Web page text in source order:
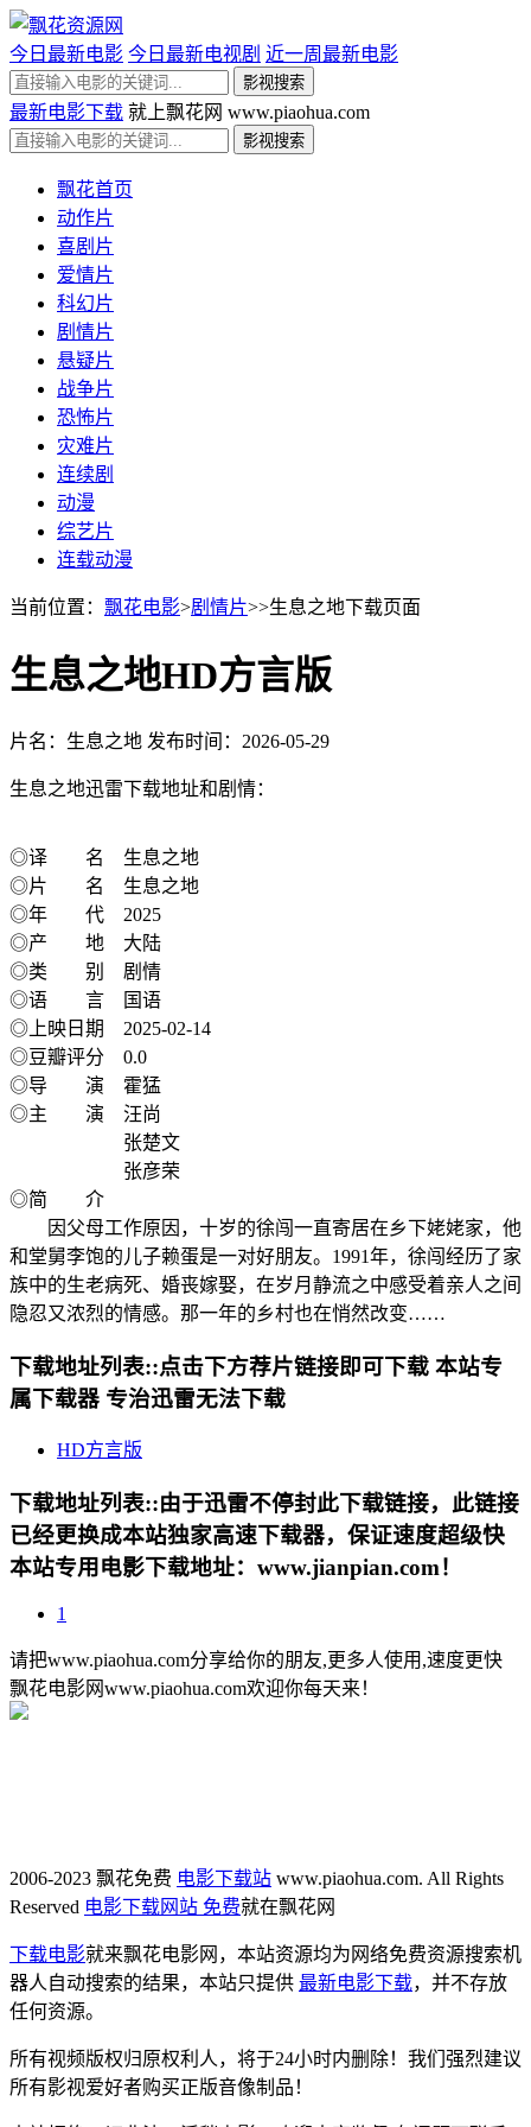
今日最新电影 今日最新电视剧 近一周最新电影
最新电影下载 就上飘花网 www.piaohua.com
飘花首页
动作片
喜剧片
爱情片
科幻片
剧情片
悬疑片
战争片
恐怖片
灾难片
连续剧
动漫
综艺片
连载动漫
当前位置： 飘花电影>剧情片>>生息之地下载页面
生息之地HD方言版
片名：生息之地 发布时间：2026-05-29
生息之地迅雷下载地址和剧情：
◎译 名 生息之地
◎片 名 生息之地
◎年 代 2025
◎产 地 大陆
◎类 别 剧情
◎语 言 国语
◎上映日期 2025-02-14
◎豆瓣评分 0.0
◎导 演 霍猛
◎主 演 汪尚
张楚文
张彦荣
◎简 介
因父母工作原因，十岁的徐闯一直寄居在乡下姥姥家，他
和堂舅李饱的儿子赖蛋是一对好朋友。1991年，徐闯经历了家
族中的生老病死、婚丧嫁娶，在岁月静流之中感受着亲人之间
隐忍又浓烈的情感。那一年的乡村也在悄然改变……
下载地址列表::点击下方荐片链接即可下载 本站专
属下载器 专治迅雷无法下载
HD方言版
下载地址列表::由于迅雷不停封此下载链接，此链接
已经更换成本站独家高速下载器，保证速度超级快
本站专用电影下载地址：www.jianpian.com！
1
请把www.piaohua.com分享给你的朋友,更多人使用,速度更快
飘花电影网www.piaohua.com欢迎你每天来！
2006-2023 飘花免费 电影下载站 www.piaohua.com. All Rights
Reserved 电影下载网站 免费就在飘花网
下载电影就来飘花电影网，本站资源均为网络免费资源搜索机
器人自动搜索的结果，本站只提供 最新电影下载，并不存放
任何资源。
所有视频版权归原权利人，将于24小时内删除！我们强烈建议
所有影视爱好者购买正版音像制品！